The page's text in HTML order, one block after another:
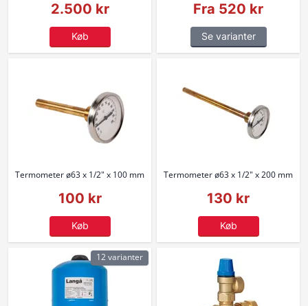
2.500 kr
Køb
Fra 520 kr
Se varianter
Termometer ø63 x 1/2" x 100 mm
100 kr
Køb
Termometer ø63 x 1/2" x 200 mm
130 kr
Køb
12 varianter